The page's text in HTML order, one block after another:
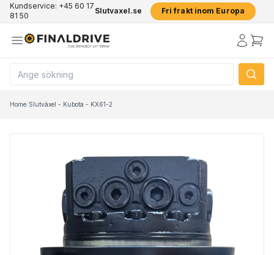
Kundservice: +45 60 17
81 50
Slutvaxel.se Fri frakt inom Europa
Home/Slutväxel - Kubota - KX61-2